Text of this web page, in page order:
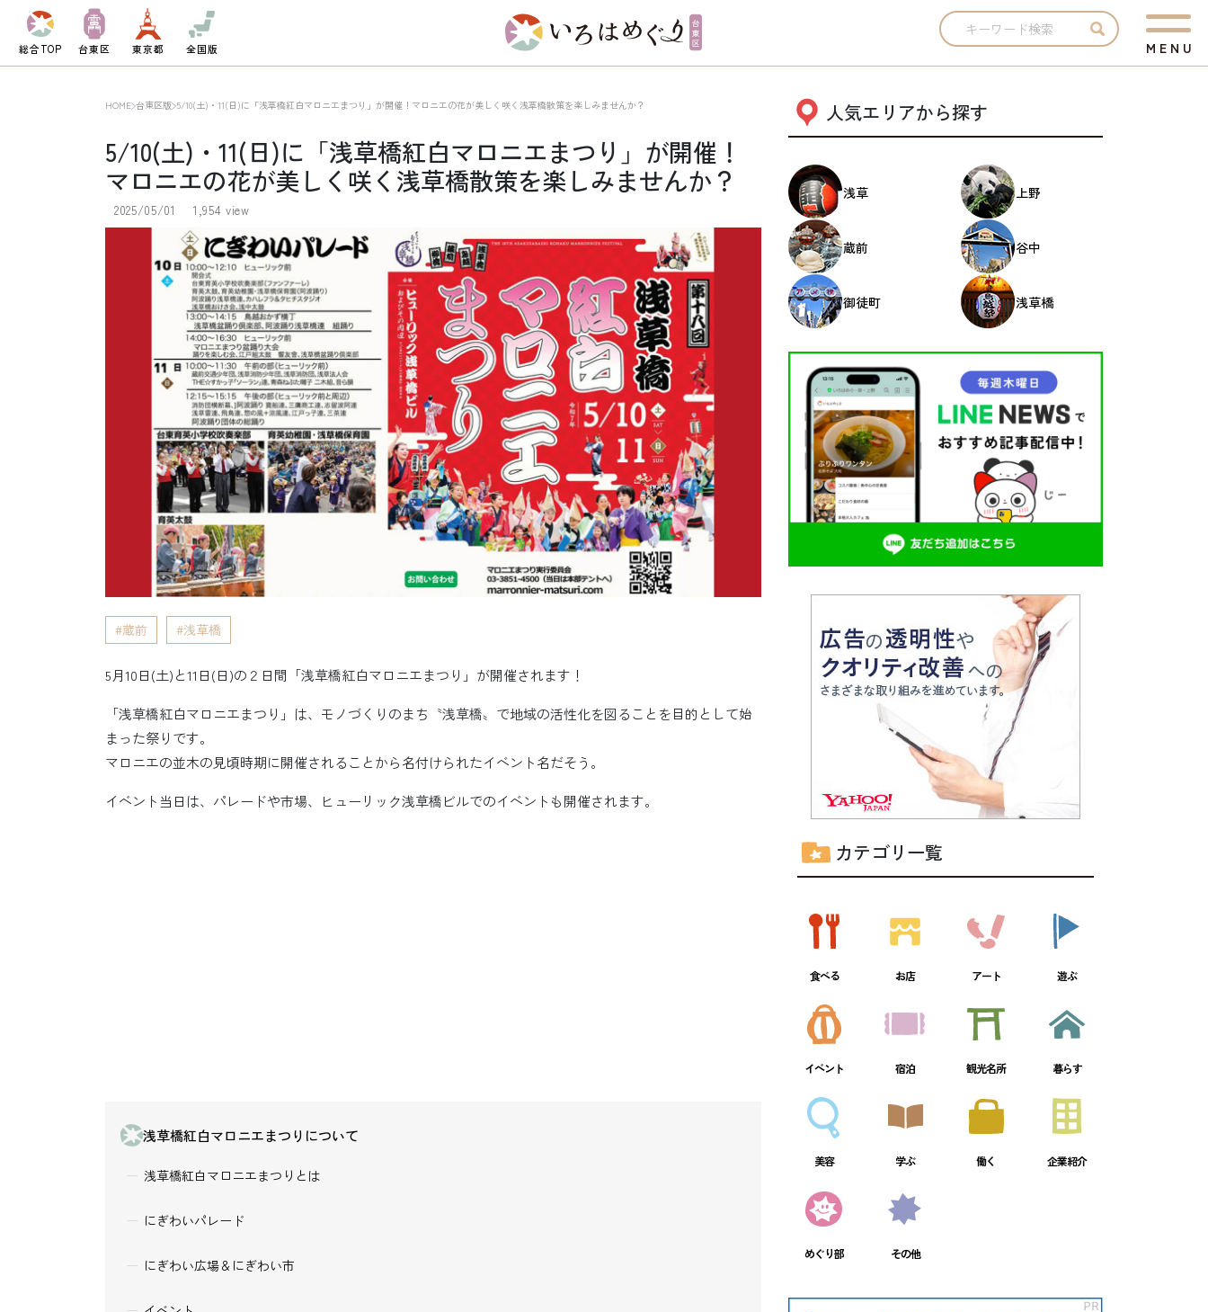
総合TOP 台東区 東京都 全国版 M E N U
HOME 台東区版 5/10(土)・11(日)に「浅草橋紅白マロニエまつり」が開催！マロニエの花が美しく咲く浅草橋散策を楽しみませんか？
5/10(土)・11(日)に「浅草橋紅白マロニエまつり」が開催！
マロニエの花が美しく咲く浅草橋散策を楽しみませんか？
2025/05/01 1,954 view
蔵前 浅草橋
5月10日(土)と11日(日)の２日間「浅草橋紅白マロニエまつり」が開催されます！
「浅草橋紅白マロニエまつり」は、モノづくりのまち〝浅草橋〟で地域の活性化を図ることを目的として始
まった祭りです。
マロニエの並木の見頃時期に開催されることから名付けられたイベント名だそう。
イベント当日は、パレードや市場、ヒューリック浅草橋ビルでのイベントも開催されます。
浅草橋紅白マロニエまつりについて
浅草橋紅白マロニエまつりとは
にぎわいパレード
にぎわい広場＆にぎわい市
人気エリアから探す
浅草 上野
蔵前 谷中
御徒町 浅草橋
カテゴリ一覧
食べる お店 アート 遊ぶ
イベント 宿泊 観光名所 暮らす
美容 学ぶ 働く 企業紹介
めぐり部 その他